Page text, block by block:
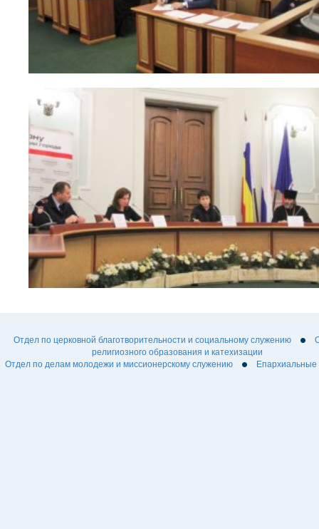
Отдел по церковной благотворительности и социальному служению
религиозного образования и катехизации
Отдел по делам молодежи и миссионерскому служению
Епархиальные